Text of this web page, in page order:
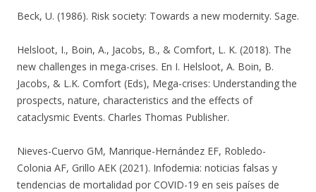
Beck, U. (1986). Risk society: Towards a new modernity. Sage.
Helsloot, I., Boin, A., Jacobs, B., & Comfort, L. K. (2018). The
new challenges in mega-crises. En I. Helsloot, A. Boin, B.
Jacobs, & L.K. Comfort (Eds), Mega-crises: Understanding the
prospects, nature, characteristics and the effects of
cataclysmic Events. Charles Thomas Publisher.
Nieves-Cuervo GM, Manrique-Hernández EF, Robledo-
Colonia AF, Grillo AEK (2021). Infodemia: noticias falsas y
tendencias de mortalidad por COVID-19 en seis países de